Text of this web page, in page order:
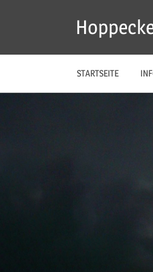
STARTSEITE